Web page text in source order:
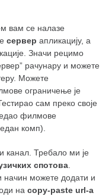
вам се налазе
сервер апликацију, а
Значи рецимо
рачунару и можете
Можете
ограничење је
сам преко своје
филмове
комп).
канал. Требало ми је
спотова
начин можете додати и
на copy-paste url-а